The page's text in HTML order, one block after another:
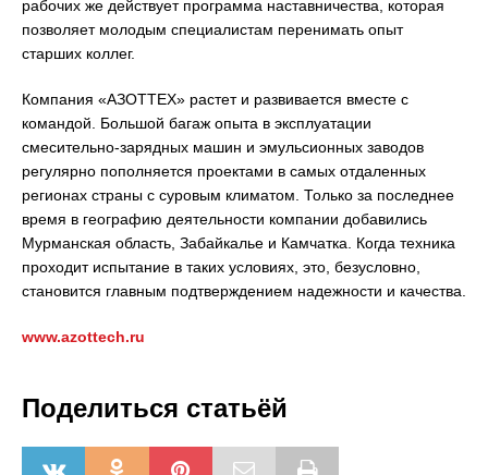
рабочих же действует программа наставничества, которая
позволяет молодым специалистам перенимать опыт
старших коллег.
Компания «АЗОТТЕХ» растет и развивается вместе с
командой. Большой багаж опыта в эксплуатации
смесительно-зарядных машин и эмульсионных заводов
регулярно пополняется проектами в самых отдаленных
регионах страны с суровым климатом. Только за последнее
время в географию деятельности компании добавились
Мурманская область, Забайкалье и Камчатка. Когда техника
проходит испытание в таких условиях, это, безусловно,
становится главным подтверждением надежности и качества.
www.azottech.ru
Поделиться статьёй